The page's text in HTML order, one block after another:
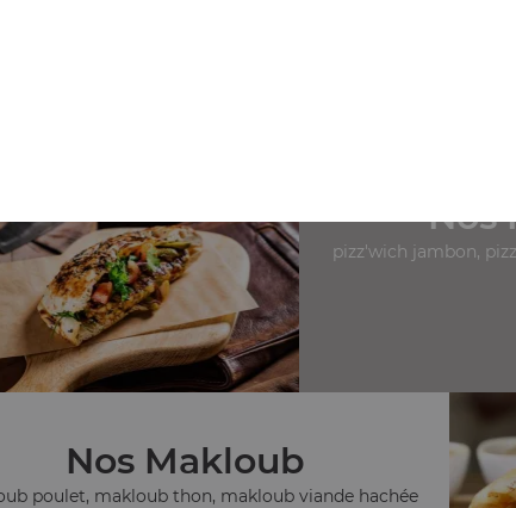
Nos
pizz'wich jambon,
Nos Makloub
poulet, makloub thon, makloub viande hachée